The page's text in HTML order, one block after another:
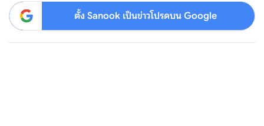
ตั้ง Sanook เป็นข่าวโปรดบน Google